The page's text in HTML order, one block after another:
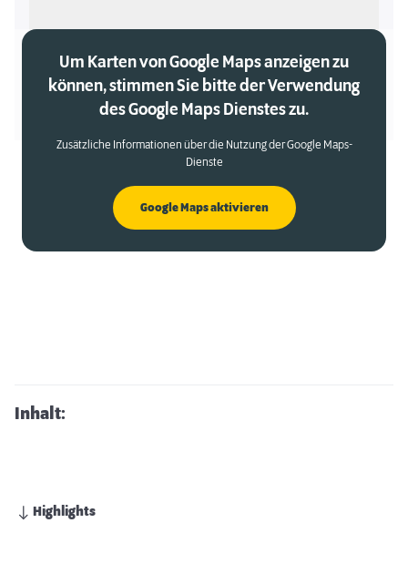
Um Karten von Google Maps anzeigen zu
können, stimmen Sie bitte der Verwendung
des Google Maps Dienstes zu.
Zusätzliche Informationen über die Nutzung der Google Maps-
Dienste
Google Maps aktivieren
Inhalt:
Highlights